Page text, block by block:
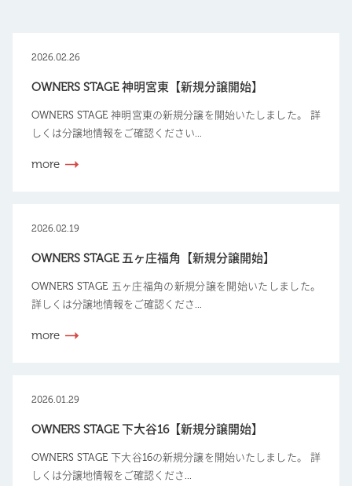
2026.02.26
OWNERS STAGE 神明宮東【新規分譲開始】
OWNERS STAGE 神明宮東の新規分譲を開始いたしました。 詳
しくは分譲地情報をご確認ください...
more
2026.02.19
OWNERS STAGE 五ヶ庄福角【新規分譲開始】
OWNERS STAGE 五ヶ庄福角の新規分譲を開始いたしました。
詳しくは分譲地情報をご確認くださ...
more
2026.01.29
OWNERS STAGE 下大谷16【新規分譲開始】
OWNERS STAGE 下大谷16の新規分譲を開始いたしました。 詳
しくは分譲地情報をご確認くださ...